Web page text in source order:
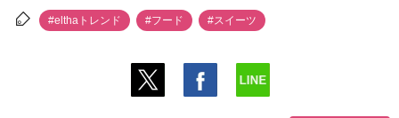
#elthaトレンド #フード #スイーツ